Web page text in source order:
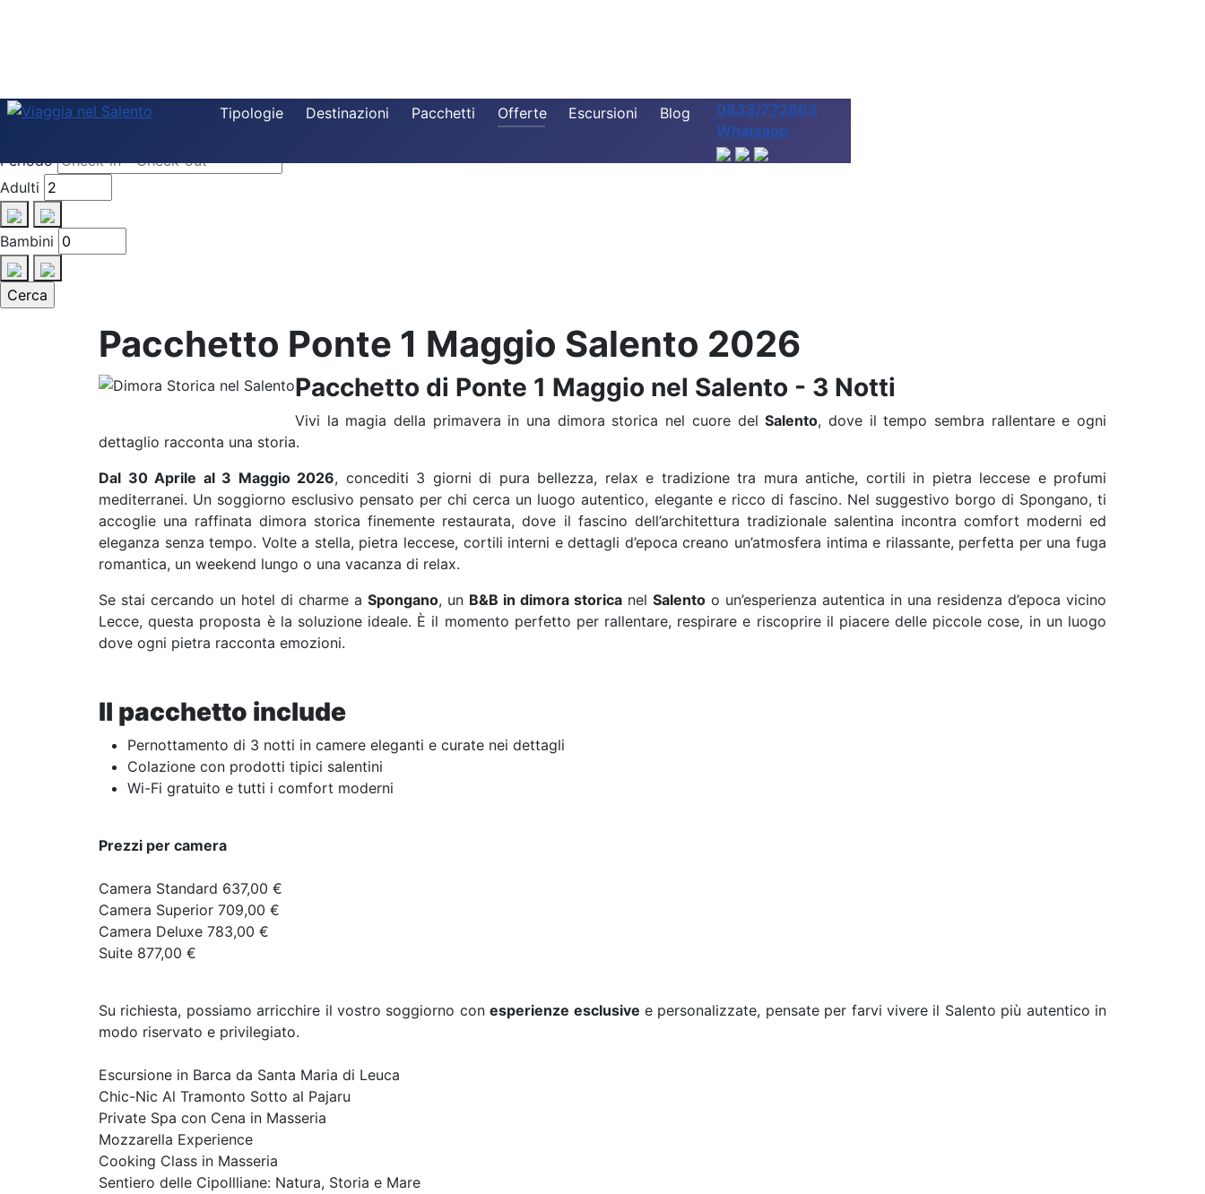
Tipologie Destinazioni Pacchetti Offerte Escursioni Blog
0833/772863
Whatsapp
Destinazione
Periodo
Adulti
Bambini
Pacchetto Ponte 1 Maggio Salento 2026
Pacchetto di Ponte 1 Maggio nel Salento - 3 Notti
Vivi la magia della primavera in una dimora storica nel cuore delSalento, dove il tempo sembra rallentare e ogni
dettaglio racconta una storia.
Dal 30 Aprile al 3 Maggio 2026, concediti 3 giorni di pura bellezza, relax e tradizione tra mura antiche, cortili in pietra leccese e profumi
mediterranei. Un soggiorno esclusivo pensato per chi cerca un luogo autentico, elegante e ricco di fascino. Nel suggestivo borgo di Spongano, ti
accoglie una raffinata dimora storica finemente restaurata, dove il fascino dell’architettura tradizionale salentina incontra comfort moderni ed
eleganza senza tempo. Volte a stella, pietra leccese, cortili interni e dettagli d’epoca creano un’atmosfera intima e rilassante, perfetta per una fuga
romantica, un weekend lungo o una vacanza di relax.
Se stai cercando un hotel di charme a Spongano, un B&B in dimora storica nel Salento o un’esperienza autentica in una residenza d’epoca vicino
Lecce, questa proposta è la soluzione ideale. È il momento perfetto per rallentare, respirare e riscoprire il piacere delle piccole cose, in un luogo
dove ogni pietra racconta emozioni.
Il pacchetto include
Pernottamento di 3 notti in camere eleganti e curate nei dettagli
Colazione con prodotti tipici salentini
Wi-Fi gratuito e tutti i comfort moderni
Prezzi per camera
Camera Standard 637,00 €
Camera Superior 709,00 €
Camera Deluxe 783,00 €
Suite 877,00 €
Su richiesta, possiamo arricchire il vostro soggiorno conesperienze esclusive e personalizzate, pensate per farvi vivere il Salento più autentico in
modo riservato e privilegiato.
Escursione in Barca da Santa Maria di Leuca
Chic-Nic Al Tramonto Sotto al Pajaru
Private Spa con Cena in Masseria
Mozzarella Experience
Cooking Class in Masseria
Sentiero delle Cipollliane: Natura, Storia e Mare